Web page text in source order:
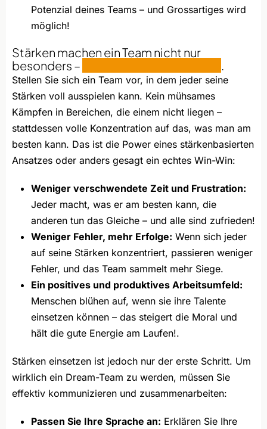
Potenzial deines Teams – und Grossartiges wird
möglich!
Stärken machen ein Team nicht nur
besonders –
Stellen Sie sich ein Team vor, in dem jeder seine
Stärken voll ausspielen kann. Kein mühsames
Kämpfen in Bereichen, die einem nicht liegen –
stattdessen volle Konzentration auf das, was man am
besten kann. Das ist die Power eines stärkenbasierten
Ansatzes oder anders gesagt ein echtes Win-Win:
Weniger verschwendete Zeit und Frustration:
Jeder macht, was er am besten kann, die
anderen tun das Gleiche – und alle sind zufrieden!
Weniger Fehler, mehr Erfolge: Wenn sich jeder
auf seine Stärken konzentriert, passieren weniger
Fehler, und das Team sammelt mehr Siege.
Ein positives und produktives Arbeitsumfeld:
Menschen blühen auf, wenn sie ihre Talente
einsetzen können – das steigert die Moral und
hält die gute Energie am Laufen!.
Stärken einsetzen ist jedoch nur der erste Schritt. Um
wirklich ein Dream-Team zu werden, müssen Sie
effektiv kommunizieren und zusammenarbeiten:
Passen Sie Ihre Sprache an: Erklären Sie Ihre